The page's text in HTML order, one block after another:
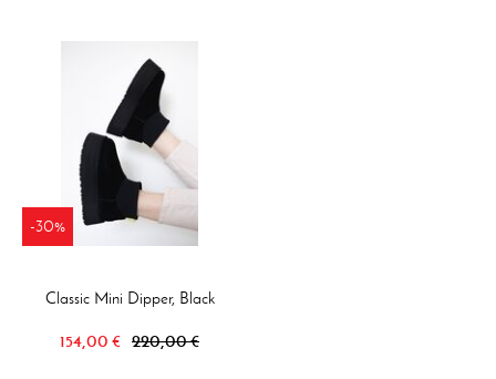
-30%
Classic Mini Dipper, Black
154,00 € 220,00 €